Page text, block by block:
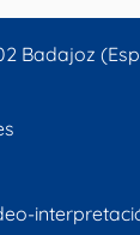
Badajoz